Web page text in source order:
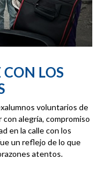
LOS
voluntarios de
con alegría, compromiso
en la calle con los
un reflejo de lo que
atentos.